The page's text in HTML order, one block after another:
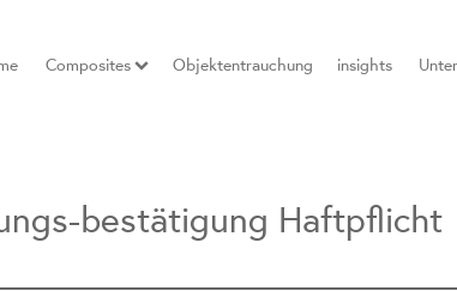
Composites Objektentrauchung insights
bestätigung Haftpflicht